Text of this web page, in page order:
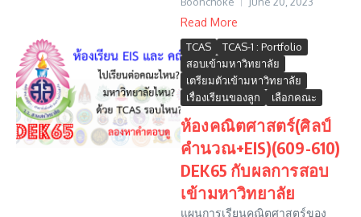
Read More
TCAS
TCAS-1 : Portfolio
สอบเข้ามหาวิทยาลัย
เตรียมตัวเข้ามหาวิทยาลัย
เรื่องเรียนของลูก
เลือกคณะ
ห้องคณิตศาสตร์(ศิลป์
คำนวณ+EIS)(609-610)
DEK65 กับผลการสอบ
เข้ามหาวิทยาลัย
แผนการเรียนคณิตศาสตร์ของ